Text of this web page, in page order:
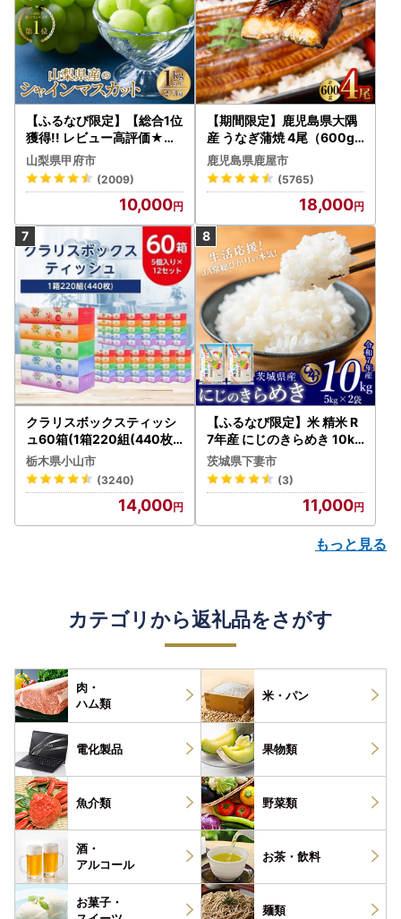
【ふるなび限定】【総合1位
獲得!! レビュー高評価★】
〈2026年度配送分〉山梨
県産 シャインマスカット 2
～3房（1.0kg以上）シャイ
ン フルーツ FN-Limited-S
P
山梨県甲府市
(2009)
10,000
【期間限定】鹿児島県大隅
産 うなぎ蒲焼 4尾（600g
） KN007-004-04-cp18
うなぎ 鰻 魚 惣菜 総菜
鹿児島県鹿屋市
(5765)
18,000
クラリスボックスティッシ
ュ60箱(1箱220組(440枚))
(5個入り×12セット)【配送
不可地域：離島・沖縄県】
【1256759】
栃木県小山市
(3240)
14,000
【ふるなび限定】米 精米 R
7年産 にじのきらめき 10kg
10月 FN-Limited-PR
茨城県下妻市
(3)
11,000
もっと見る
カテゴリから返礼品をさがす
肉・
ハム類
米・パン
電化製品 果物類
魚介類 野菜類
酒・
アルコール
お茶・ 飲料
お菓子・
麺類